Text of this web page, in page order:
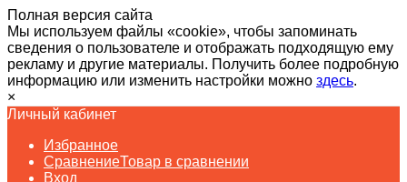
Полная версия сайта
Мы используем файлы «cookie», чтобы запоминать
сведения о пользователе и отображать подходящую ему
рекламу и другие материалы. Получить более подробную
информацию или изменить настройки можно здесь.
×
Личный кабинет
Избранное
СравнениеТовар в сравнении
Вход